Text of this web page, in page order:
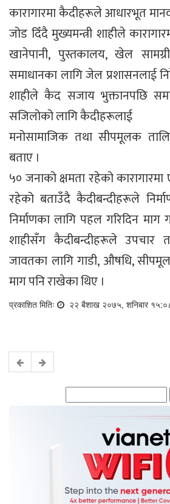
कारागारमा कैदीहरूले आधारभूत
जोड दिँदै मुख्यमन्त्री शाहीले
खानेपानी, पुस्तकालय, खेल
समाधानका लागि जेल प्रशासनलाई
शाहीले कैद सजाय भुक्तानपछि
सजिलोको लागि कैदीहरूलाई
मनोसामाजिक तथा सीपमूलक
बताए ।
५० जनाको क्षमता रहेको
रहेको बताउँदै कैदीबन्दीहरूले
निर्माणका लागि पहल गरिदिन माग
शाहीसँग कैदीबन्दीहरूले
जावतका लागि गाडी, औषधि,
माग पनि राखेका थिए ।
प्रकाशित मितिः २२ बैशाख २०७५, शनिबार
for: